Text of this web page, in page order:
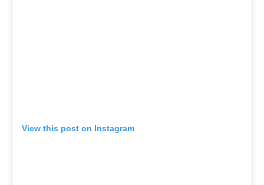
View this post on Instagram